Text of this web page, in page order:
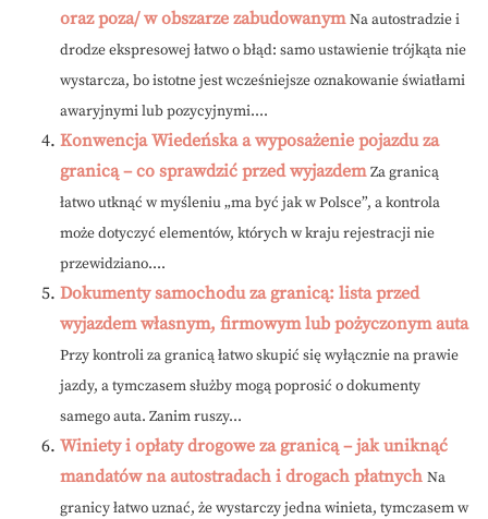
oraz poza/ w obszarze zabudowanym Na autostradzie i
drodze ekspresowej łatwo o błąd: samo ustawienie trójkąta nie
wystarcza, bo istotne jest wcześniejsze oznakowanie światłami
awaryjnymi lub pozycyjnymi....
Konwencja Wiedeńska a wyposażenie pojazdu za
granicą – co sprawdzić przed wyjazdem Za granicą
łatwo utknąć w myśleniu „ma być jak w Polsce”, a kontrola
może dotyczyć elementów, których w kraju rejestracji nie
przewidziano....
Dokumenty samochodu za granicą: lista przed
wyjazdem własnym, firmowym lub pożyczonym auta
Przy kontroli za granicą łatwo skupić się wyłącznie na prawie
jazdy, a tymczasem służby mogą poprosić o dokumenty
samego auta. Zanim ruszy...
Winiety i opłaty drogowe za granicą – jak uniknąć
mandatów na autostradach i drogach płatnych Na
granicy łatwo uznać, że wystarczy jedna winieta, tymczasem w